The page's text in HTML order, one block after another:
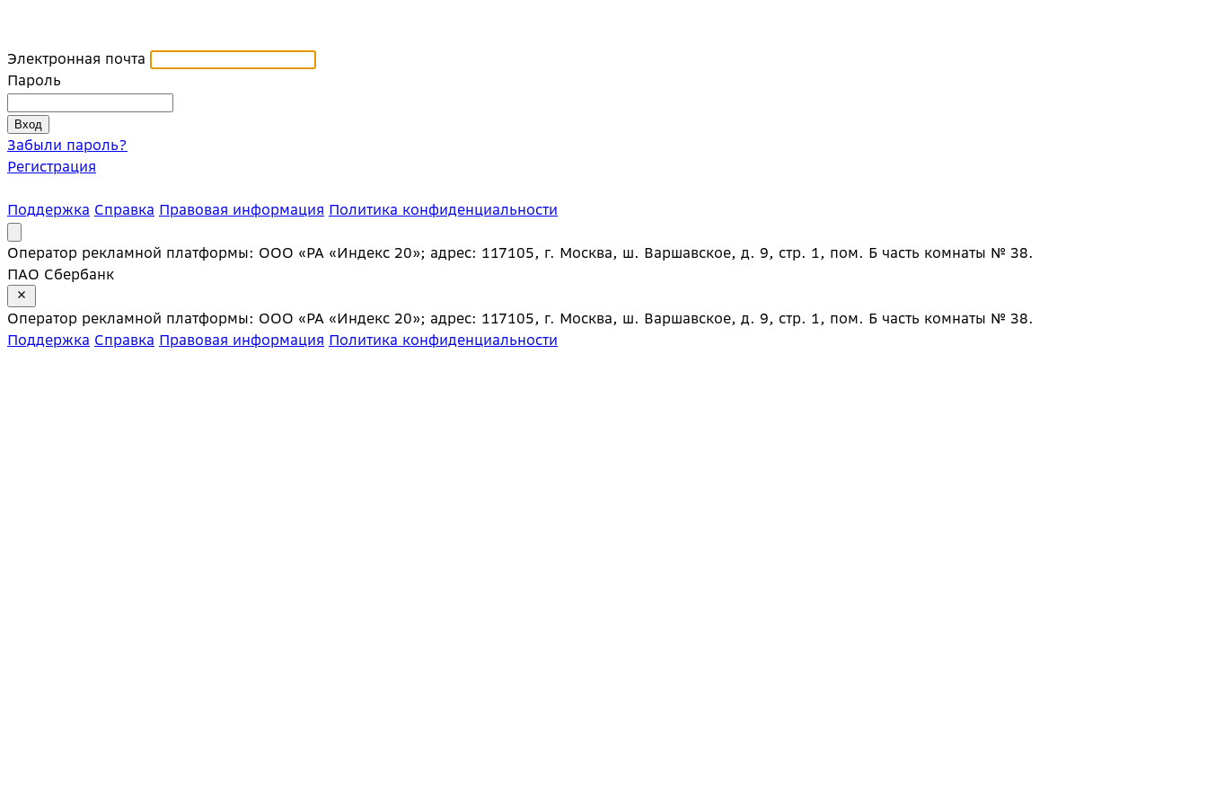
Электронная почта
Пароль
Забыли пароль?
Регистрация
Поддержка Справка Правовая информация Политика конфиденциальности
Оператор рекламной платформы: ООО «РА «Индекс 20»; адрес: 117105, г. Москва, ш. Варшавское, д. 9, стр. 1, пом. Б часть комнаты № 38.
ПАО Сбербанк
Оператор рекламной платформы: ООО «РА «Индекс 20»; адрес: 117105, г. Москва, ш. Варшавское, д. 9, стр. 1, пом. Б часть комнаты № 38.
Поддержка Справка Правовая информация Политика конфиденциальности